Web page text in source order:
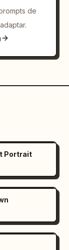
de
Portrait